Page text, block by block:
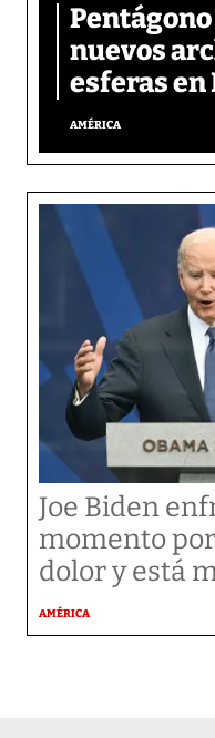
nuevos
esferas
AMÉRICA
Joe Biden
momento por
dolor y está
AMÉRICA